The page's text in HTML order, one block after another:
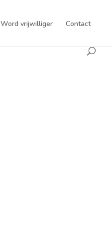
Word vrijwilliger Contact